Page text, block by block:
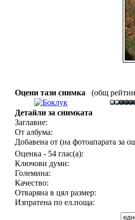
Оцени тази снимка
(общ
Детайли за снимката
Заглавие:
От албума:
Добавена от (на фотоапарата за
Оценка - 54 глас(а):
Ключови думи:
Големина:
Качество:
Отваряна в цял размер:
Изпратена по ел.поща: